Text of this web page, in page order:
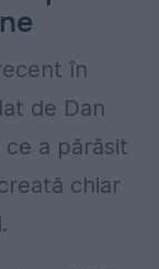
în
de Dan
a părăsit
chiar